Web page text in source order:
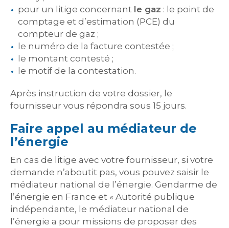
pour un litige concernant le gaz : le point de
comptage et d’estimation (PCE) du
compteur de gaz ;
le numéro de la facture contestée ;
le montant contesté ;
le motif de la contestation.
Après instruction de votre dossier, le
fournisseur vous répondra sous 15 jours.
Faire appel au médiateur de
l’énergie
En cas de litige avec votre fournisseur, si votre
demande n’aboutit pas, vous pouvez saisir le
médiateur national de l’énergie. Gendarme de
l’énergie en France et « Autorité publique
indépendante, le médiateur national de
l’énergie a pour missions de proposer des